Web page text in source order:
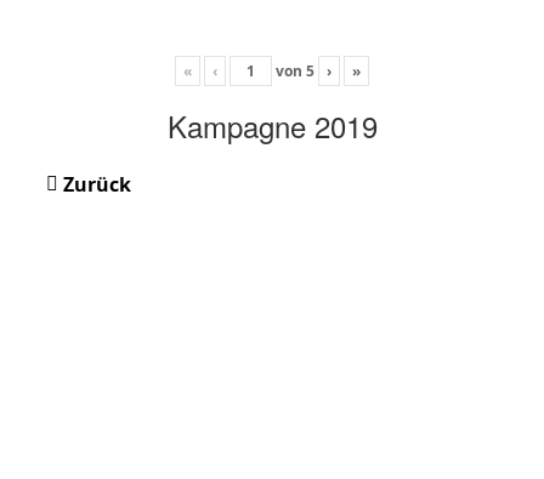
« ‹ von 5 › »
Kampagne 2019
Zurück